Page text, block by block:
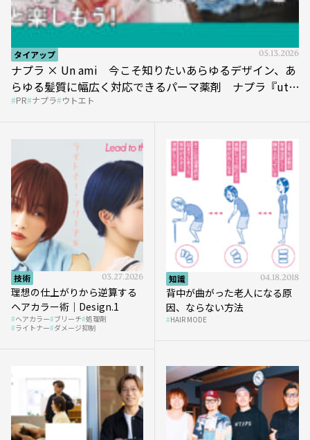
タイアップ 05.13.2026
ナプラ × Un ami 今こそ知りたいあらゆるデザイン、あ
らゆる髪質に幅広く対応できるパーマ薬剤 ナプラ『ut-
et』
PR ナプラ ウトエト
技術 03.27.2026
理想の仕上がりから逆算する
ヘアカラー術｜Design.1
ヘアカラー ブリーチ 処理剤
ライトナー ダメージ抑制
知識 04.18.2018
背中が曲がった老人になる原
因、ならない方法
HAIR MODE